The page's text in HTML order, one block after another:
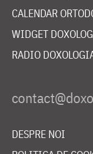
CALENDAR
WIDGET
RADIO
DESPRE NOI